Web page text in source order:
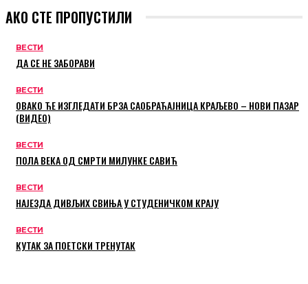
АКО СТЕ ПРОПУСТИЛИ
ВЕСТИ
ДА СЕ НЕ ЗАБОРАВИ
ВЕСТИ
ОВАКО ЋЕ ИЗГЛЕДАТИ БРЗА САОБРАЋАЈНИЦА КРАЉЕВО – НОВИ ПАЗАР
(ВИДЕО)
ВЕСТИ
ПОЛА ВЕКА ОД СМРТИ МИЛУНКЕ САВИЋ
ВЕСТИ
НАЈЕЗДА ДИВЉИХ СВИЊА У СТУДЕНИЧКОМ КРАЈУ
ВЕСТИ
КУТАК ЗА ПОЕТСКИ ТРЕНУТАК